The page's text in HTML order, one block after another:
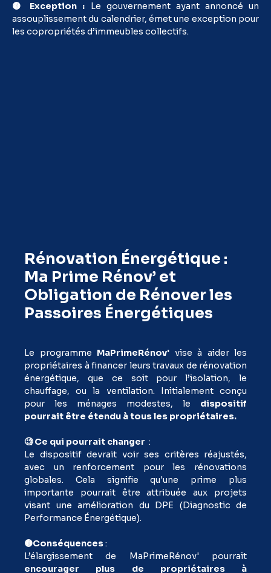
🟡 Exception : Le gouvernement ayant annoncé un
assouplissement du calendrier, émet une exception pour
les copropriétés d’immeubles collectifs.
Rénovation Énergétique :
Ma Prime Rénov’ et
Obligation de Rénover les
Passoires Énergétiques
Le programme MaPrimeRénov' vise à aider les
propriétaires à financer leurs travaux de rénovation
énergétique, que ce soit pour l’isolation, le
chauffage, ou la ventilation. Initialement conçu
pour les ménages modestes, le dispositif
pourrait être étendu à tous les propriétaires.
🧐 Ce qui pourrait changer :
Le dispositif devrait voir ses critères réajustés,
avec un renforcement pour les rénovations
globales. Cela signifie qu'une prime plus
importante pourrait être attribuée aux projets
visant une amélioration du DPE (Diagnostic de
Performance Énergétique).
🟡Conséquences:
L’élargissement de MaPrimeRénov' pourrait
encourager plus de propriétaires à